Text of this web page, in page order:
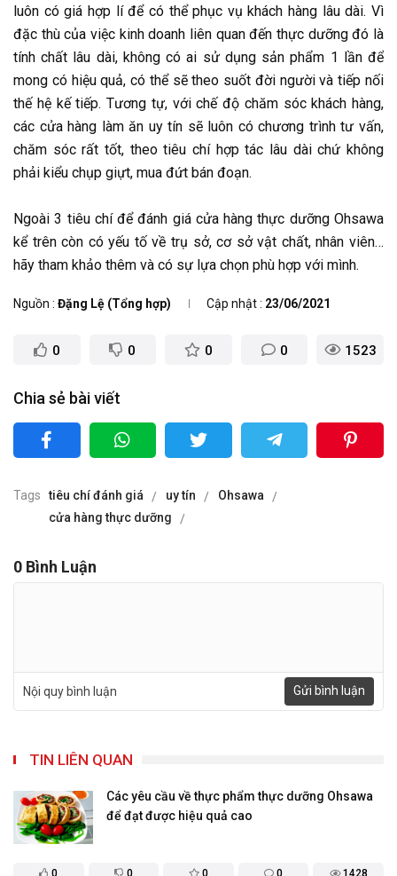
luôn có giá hợp lí để có thể phục vụ khách hàng lâu dài. Vì
đặc thù của việc kinh doanh liên quan đến thực dưỡng đó là
tính chất lâu dài, không có ai sử dụng sản phẩm 1 lần để
mong có hiệu quả, có thể sẽ theo suốt đời người và tiếp nối
thế hệ kế tiếp. Tương tự, với chế độ chăm sóc khách hàng,
các cửa hàng làm ăn uy tín sẽ luôn có chương trình tư vấn,
chăm sóc rất tốt, theo tiêu chí hợp tác lâu dài chứ không
phải kiểu chụp giựt, mua đứt bán đoạn.
Ngoài 3 tiêu chí để đánh giá cửa hàng thực dưỡng Ohsawa
kể trên còn có yếu tố về trụ sở, cơ sở vật chất, nhân viên…
hãy tham khảo thêm và có sự lựa chọn phù hợp với mình.
Nguồn Đặng Lệ (Tổng hợp) Cập nhật 23/06/2021
0 0 0 0 1523
Chia sẻ bài viết
Tags tiêu chí đánh giá uy tín
Ohsawa
cửa hàng thực dưỡng
0 Bình Luận
Nội quy bình luận Gửi bình luận
TIN LIÊN QUAN
0 0 0 0 1428
Các yêu cầu về thực phẩm thực dưỡng Ohsawa
để đạt được hiệu quả cao